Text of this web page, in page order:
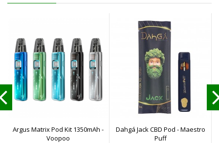
Argus Matrix Pod Kit 1350mAh -
Voopoo
Dahgá Jack CBD Pod - Maestro
Puff